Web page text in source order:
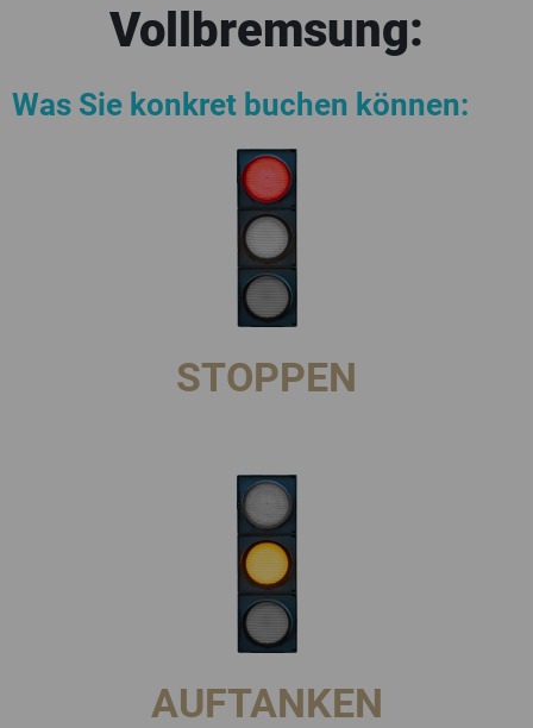
Vollbremsung:
Was Sie konkret buchen können:
STOPPEN
AUFTANKEN